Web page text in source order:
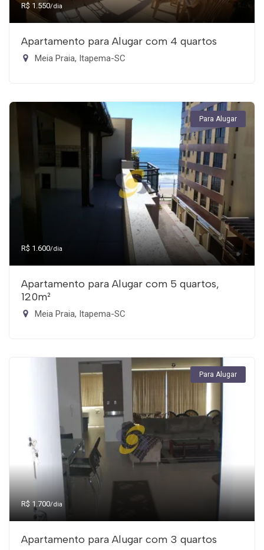
R$ 1.550/dia
Apartamento para Alugar com 4 quartos
Meia Praia, Itapema-SC
Para Alugar
R$ 1.600/dia
Apartamento para Alugar com 5 quartos,
120m²
Meia Praia, Itapema-SC
Para Alugar
R$ 1.700/dia
Apartamento para Alugar com 3 quartos